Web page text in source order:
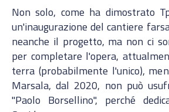
Non solo, come ha dimostrato
un'inaugurazione del cantiere
neanche il progetto, ma non ci
per completare l'opera,
terra (probabilmente l'unico),
Marsala, dal 2020, non può
"Paolo Borsellino", perché